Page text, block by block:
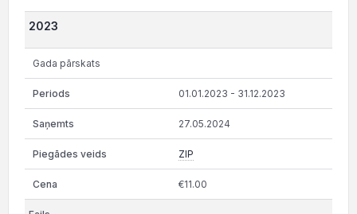
2023
Gada pārskats
01.01.2023 - 31.12.2023
27.05.2024
ZIP
€11.00